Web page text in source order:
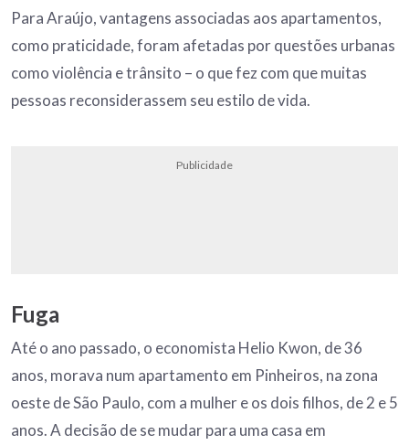
Para Araújo, vantagens associadas aos apartamentos,
como praticidade, foram afetadas por questões urbanas
como violência e trânsito – o que fez com que muitas
pessoas reconsiderassem seu estilo de vida.
Publicidade
Fuga
Até o ano passado, o economista Helio Kwon, de 36
anos, morava num apartamento em Pinheiros, na zona
oeste de São Paulo, com a mulher e os dois filhos, de 2 e 5
anos. A decisão de se mudar para uma casa em